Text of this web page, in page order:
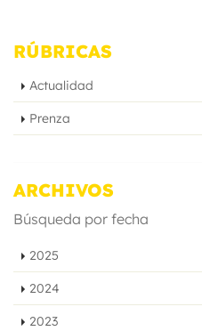
RÚBRICAS
Actualidad
Prenza
ARCHIVOS
Búsqueda por fecha
2025
2024
2023